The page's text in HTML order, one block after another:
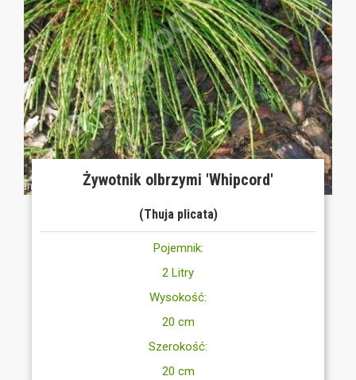
Żywotnik olbrzymi 'Whipcord'
(Thuja plicata)
Pojemnik:
2 Litry
Wysokość:
20 cm
Szerokość:
20 cm